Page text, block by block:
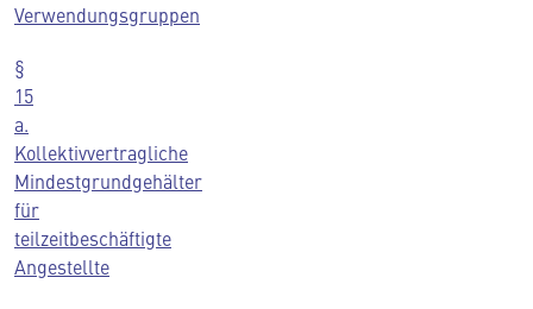
Verwendungsgruppen
§
15
a.
Kollektivvertragliche
Mindestgrundgehälter
für
teilzeitbeschäftigte
Angestellte